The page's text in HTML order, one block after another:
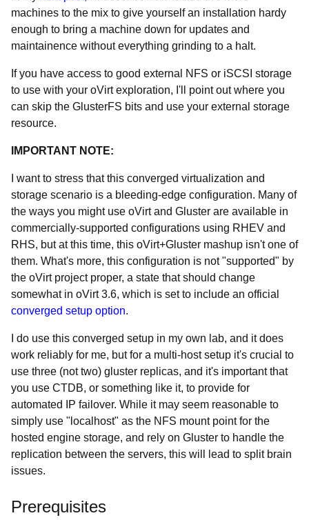
machines to the mix to give yourself an installation hardy
enough to bring a machine down for updates and
maintainence without everything grinding to a halt.
If you have access to good external NFS or iSCSI storage
to use with your oVirt exploration, I'll point out where you
can skip the GlusterFS bits and use your external storage
resource.
IMPORTANT NOTE:
I want to stress that this converged virtualization and
storage scenario is a bleeding-edge configuration. Many of
the ways you might use oVirt and Gluster are available in
commercially-supported configurations using RHEV and
RHS, but at this time, this oVirt+Gluster mashup isn't one of
them. What's more, this configuration is not "supported" by
the oVirt project proper, a state that should change
somewhat in oVirt 3.6, which is set to include an official
converged setup option.
I do use this converged setup in my own lab, and it does
work reliably for me, but for a multi-host setup it's crucial to
use three (not two) gluster replicas, and it's important that
you use CTDB, or something like it, to provide for
automated IP failover. While it may seem reasonable to
simply use "localhost" as the NFS mount point for the
hosted engine storage, and rely on Gluster to handle the
replication between the servers, this will lead to split brain
issues.
Prerequisites